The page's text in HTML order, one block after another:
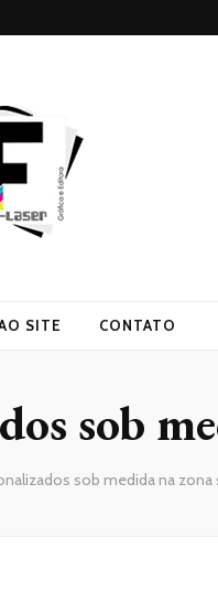
SITE CONTATO
sob
sob medida na zona